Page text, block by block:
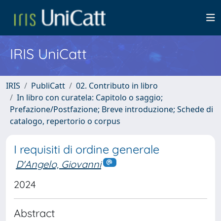
IRIS UniCatt
IRIS PubliCatt
02. Contributo in libro
In libro con curatela: Capitolo o saggio;
Prefazione/Postfazione; Breve introduzione; Schede di
catalogo, repertorio o corpus
I requisiti di ordine generale
D'Angelo, Giovanni
2024
Abstract